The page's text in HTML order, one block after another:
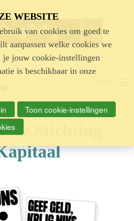
Stichting
WEBSITE
van cookies om goed te
aanpassen welke cookies we
je jouw cookie-instellingen
is beschikbaar in onze
Toon cookie-instellingen